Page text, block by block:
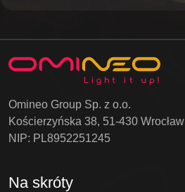
Omineo Group Sp. z o.o.
Kościerzyńska 38, 51-430 Wrocław
NIP: PL8952251245
Na skróty